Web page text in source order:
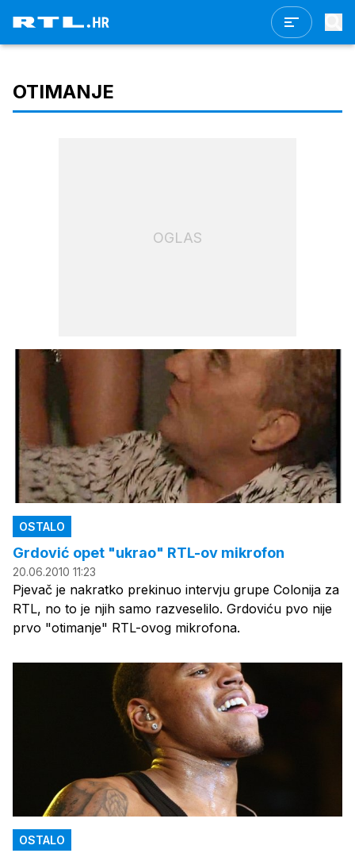
OTIMANJE
OGLAS
OSTALO
Grdović opet "ukrao" RTL-ov mikrofon
20.06.2010 11:23
Pjevač je nakratko prekinuo intervju grupe Colonija za
RTL, no to je njih samo razveselilo. Grdoviću pvo nije
prvo "otimanje" RTL-ovog mikrofona.
OSTALO